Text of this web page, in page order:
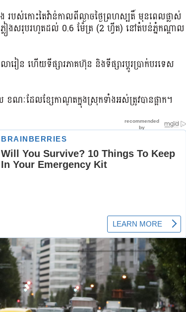
ង របស់កោះតៃវ៉ាន់កាលពីល្ងាចថ្ងៃព្រហស្បតិ៍ មុនពេលផ្លាស់
លៀងសរុបរហូតដល់ 0.6 ម៉ែត្រ (2 ហ្វីត) នៅតំបន់ភ្នំកណ្តាល
ារៀន ហើយទីផ្សារភាគហ៊ុន និងទីផ្សារប្តូរប្រាក់បរទេស
ខណៈដែលខ្សែកាណូតក្នុងស្រុកទាំងអស់ត្រូវបានផ្អាក។